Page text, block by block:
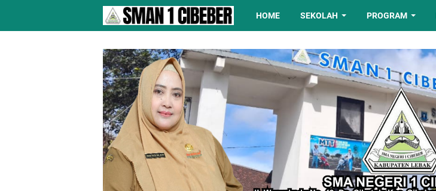
HOME SEKOLAH PROGRAM